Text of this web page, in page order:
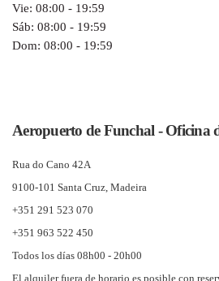
Vie: 08:00 - 19:59
Sáb: 08:00 - 19:59
Dom: 08:00 - 19:59
Aeropuerto de Funchal - Oficina
Rua do Cano 42A
9100-101 Santa Cruz, Madeira
+351 291 523 070
+351 963 522 450
Todos los días 08h00 - 20h00
El alquiler fuera de horario es posible con